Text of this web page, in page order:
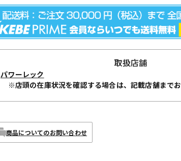
取扱店舗
パワーレック
※店頭の在庫状況を確認する場合は、記載店舗までお
商品についてのお問い合わせ